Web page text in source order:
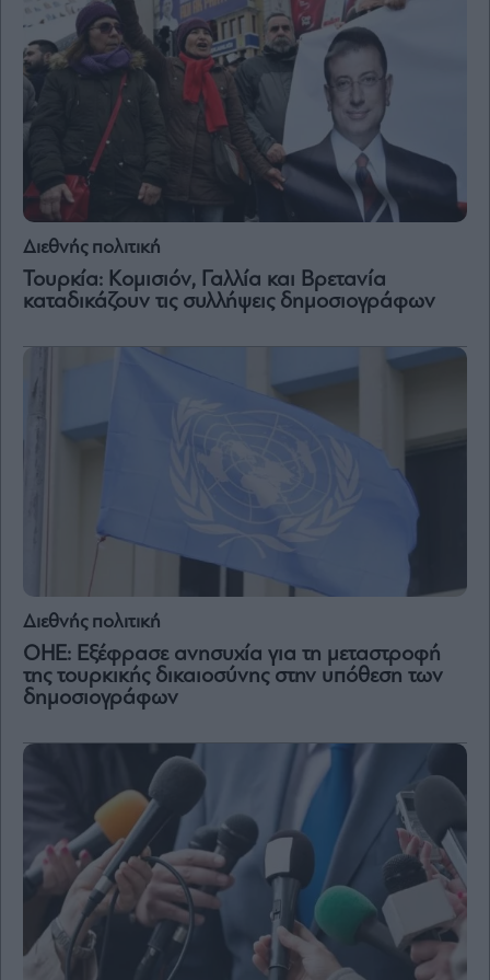
Διεθνής πολιτική
Τουρκία: Κομισιόν, Γαλλία και Βρετανία
καταδικάζουν τις συλλήψεις δημοσιογράφων
Διεθνής πολιτική
ΟΗΕ: Εξέφρασε ανησυχία για τη μεταστροφή
της τουρκικής δικαιοσύνης στην υπόθεση των
δημοσιογράφων